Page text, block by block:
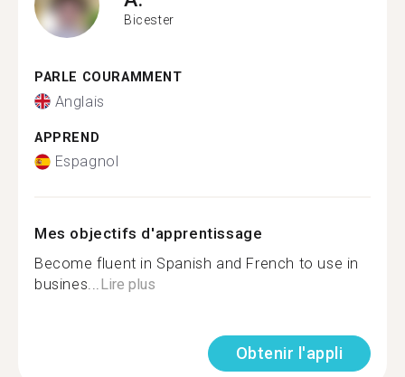
Bicester
PARLE COURAMMENT
Anglais
APPREND
Espagnol
Mes objectifs d'apprentissage
Become fluent in Spanish and French to use in
busines...Lire plus
Obtenir l'appli